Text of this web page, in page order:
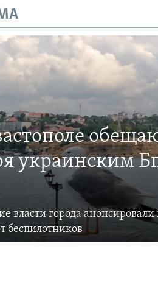
украинским
власти города
беспилотников